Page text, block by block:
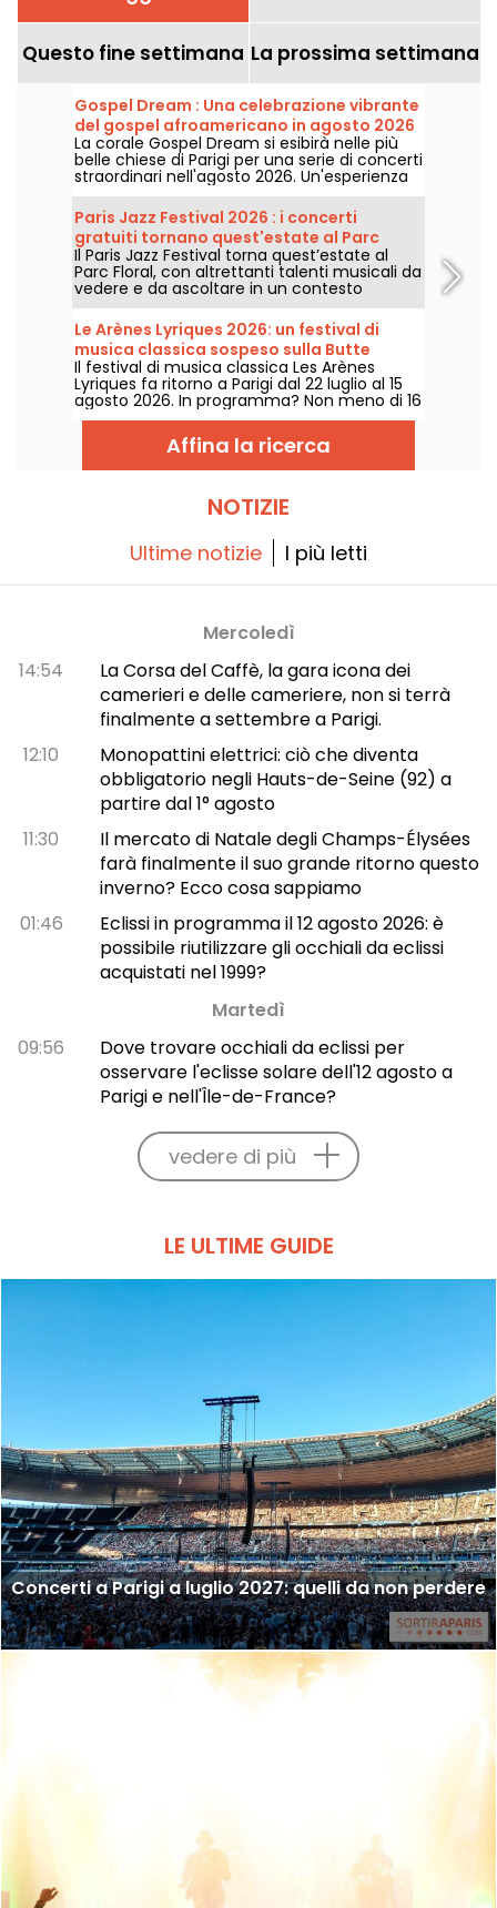
Questo fine settimana La prossima settimana
Gospel Dream : Una celebrazione vibrante
del gospel afroamericano in agosto 2026
a Parigi
La corale Gospel Dream si esibirà nelle più
belle chiese di Parigi per una serie di concerti
straordinari nell'agosto 2026. Un'esperienza
musicale unica che celebra la speranza,
l'unità e la resilienza attraverso i canti
autentici della Chiesa afroamericana.
Paris Jazz Festival 2026 : i concerti
gratuiti tornano quest'estate al Parc
Floral, ecco il programma
Il Paris Jazz Festival torna quest’estate al
Parc Floral, con altrettanti talenti musicali da
vedere e da ascoltare in un contesto
bucolico. Ecco il programma dei concerti
gratuiti da scoprire dal 24 giugno al 6
settembre 2026!
Le Arènes Lyriques 2026: un festival di
musica classica sospeso sulla Butte
Montmartre
Il festival di musica classica Les Arènes
Lyriques fa ritorno a Parigi dal 22 luglio al 15
agosto 2026. In programma? Non meno di 16
concerti organizzati nelle Arènes di
Montmartre, una cornice idilliaca per
ascoltare i grandi classici.
Affina la ricerca
NOTIZIE
Ultime notizie I più letti
Mercoledì
14:54
La Corsa del Caffè, la gara icona dei
camerieri e delle cameriere, non si terrà
finalmente a settembre a Parigi.
12:10
Monopattini elettrici: ciò che diventa
obbligatorio negli Hauts-de-Seine (92) a
partire dal 1° agosto
11:30
Il mercato di Natale degli Champs-Élysées
farà finalmente il suo grande ritorno questo
inverno? Ecco cosa sappiamo
01:46
Eclissi in programma il 12 agosto 2026: è
possibile riutilizzare gli occhiali da eclissi
acquistati nel 1999?
Martedì
09:56
Dove trovare occhiali da eclissi per
osservare l'eclisse solare dell'12 agosto a
Parigi e nell'Île-de-France?
vedere di più
LE ULTIME GUIDE
Concerti a Parigi a luglio 2027: quelli da non perdere